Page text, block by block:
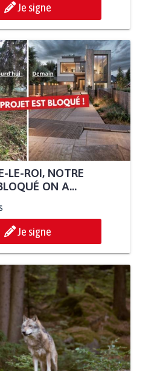
Je signe
LE-ROI, NOTRE
ON A...
Je signe